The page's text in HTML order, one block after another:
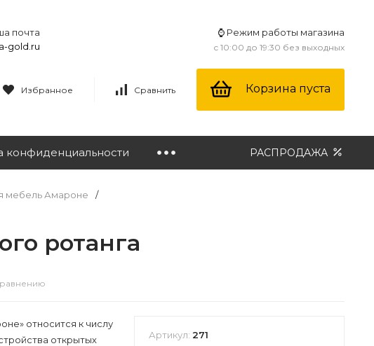
почта
gold.ru
⌚ Режим работы магазина
с 10:00 до 19:30 без выходных
Избранное Сравнить Корзина пуста
конфиденциальности РАСПРОДАЖА
мебель Амароне
/
ротанга
относится к числу
открытых
Артикул: 271